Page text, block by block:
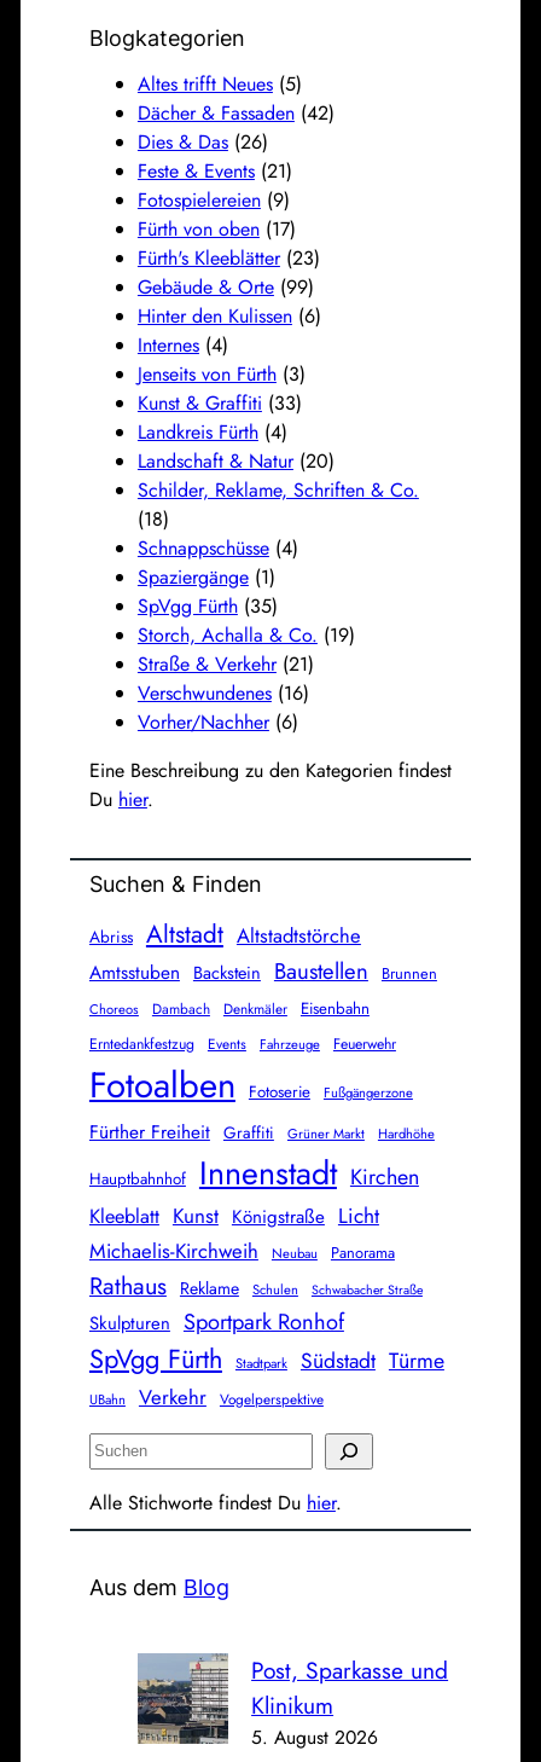
Blogkategorien
Altes trifft Neues(5)
Dächer & Fassaden(42)
Dies & Das(26)
Feste & Events(21)
Fotospielereien(9)
Fürth von oben(17)
Fürth's Kleeblätter(23)
Gebäude & Orte(99)
Hinter den Kulissen(6)
Internes(4)
Jenseits von Fürth(3)
Kunst & Graffiti (33)
Landkreis Fürth(4)
Landschaft & Natur(20)
Schilder, Reklame, Schriften & Co.
(18)
Schnappschüsse(4)
Spaziergänge(1)
SpVgg Fürth(35)
Storch, Achalla & Co. (19)
Straße & Verkehr(21)
Verschwundenes(16)
Vorher/Nachher(6)
Eine Beschreibung zu den Kategorien findest
Du hier.
Suchen & Finden
Abriss Altstadt Altstadtstörche
Amtsstuben Backstein Baustellen Brunnen
Choreos Dambach Denkmäler Eisenbahn
Erntedankfestzug Events Fahrzeuge Feuerwehr
Fotoalben Fotoserie Fußgängerzone
Fürther Freiheit Graffiti Grüner Markt Hardhöhe
Hauptbahnhof Innenstadt Kirchen
Kleeblatt Kunst Königstraße Licht
Michaelis-Kirchweih Neubau Panorama
Rathaus Reklame Schulen Schwabacher Straße
Skulpturen Sportpark Ronhof
SpVgg Fürth Stadtpark Südstadt Türme
UBahn Verkehr Vogelperspektive
S
c
e
Alle Stichworte findest Du hier.
Aus dem Blog
Post, Sparkasse und
Klinikum
5. August 2026